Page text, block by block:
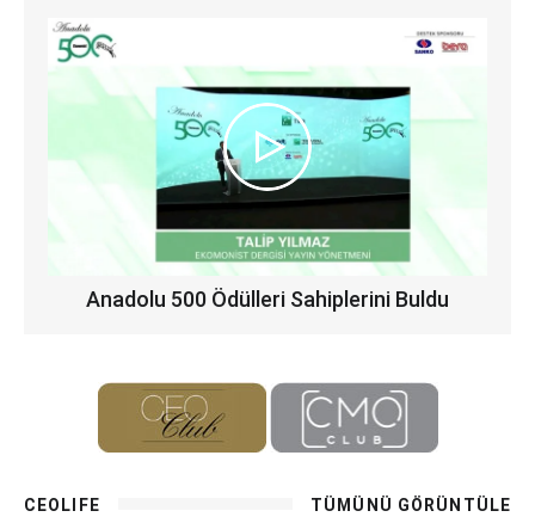
Anadolu 500 Ödülleri Sahiplerini Buldu
CEOLIFE TÜMÜNÜ GÖRÜNTÜLE